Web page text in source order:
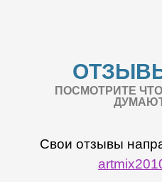
ПОСМОТРИТЕ
Свои отзывы